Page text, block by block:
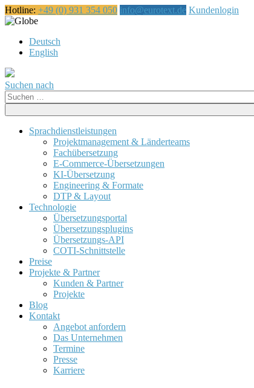
Hotline: +49 (0) 931 354 050 info@eurotext.de Kundenlogin
Deutsch
English
Suchen nach
Suche
nach:
Sprachdienstleistungen
Projektmanagement & Länderteams
Fachübersetzung
E-Commerce-Übersetzungen
KI-Übersetzung
Engineering & Formate
DTP & Layout
Technologie
Übersetzungsportal
Übersetzungsplugins
Übersetzungs-API
COTI-Schnittstelle
Preise
Projekte & Partner
Kunden & Partner
Projekte
Blog
Kontakt
Angebot anfordern
Das Unternehmen
Termine
Presse
Karriere